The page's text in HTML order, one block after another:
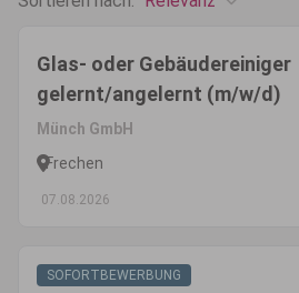
Glas- oder Gebäudereiniger
gelernt/angelernt (m/w/d)
Münch GmbH
Frechen
07.08.2026
SOFORTBEWERBUNG